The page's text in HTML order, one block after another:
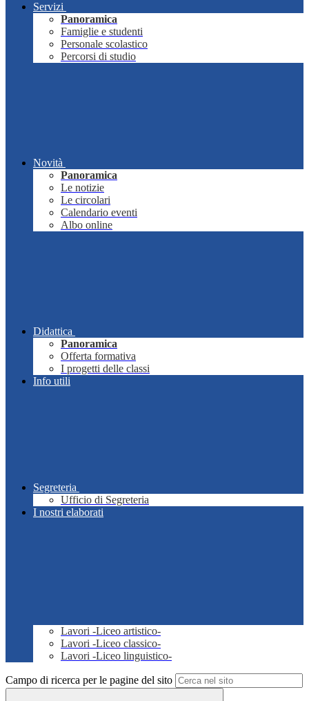
Servizi
Panoramica
Famiglie e studenti
Personale scolastico
Percorsi di studio
Novità
Panoramica
Le notizie
Le circolari
Calendario eventi
Albo online
Didattica
Panoramica
Offerta formativa
I progetti delle classi
Info utili
Segreteria
Ufficio di Segreteria
I nostri elaborati
Lavori -Liceo artistico-
Lavori -Liceo classico-
Lavori -Liceo linguistico-
Campo di ricerca per le pagine del sito